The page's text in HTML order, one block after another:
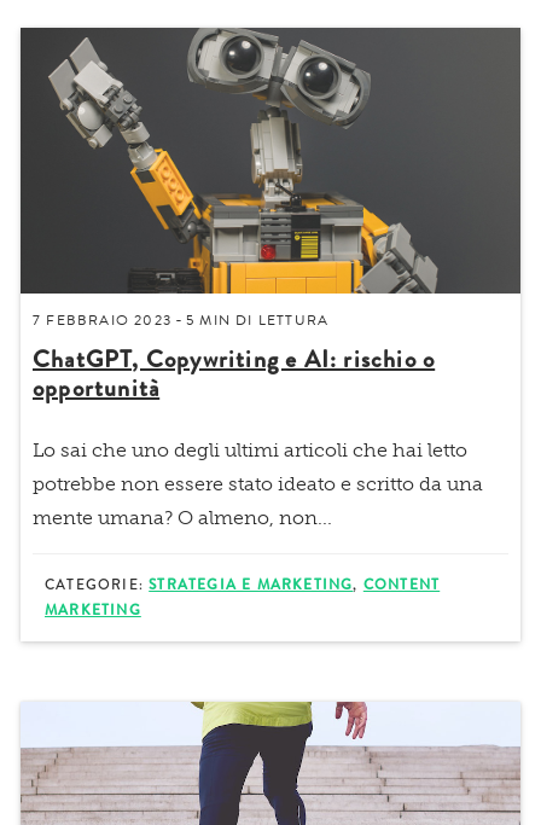
7 FEBBRAIO 2023 - 5 MIN DI LETTURA
ChatGPT, Copywriting e AI: rischio o
opportunità
Lo sai che uno degli ultimi articoli che hai letto
potrebbe non essere stato ideato e scritto da una
mente umana? O almeno, non...
CATEGORIE:STRATEGIA E MARKETING, CONTENT
MARKETING